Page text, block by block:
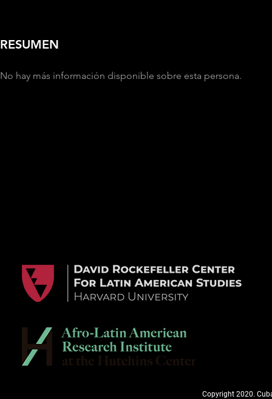
RESUMEN
No hay más información disponible sobre esta persona.
Copyright 2020.